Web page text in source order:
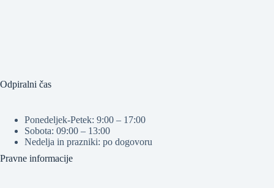
Odpiralni čas
Ponedeljek-Petek: 9:00 – 17:00
Sobota: 09:00 – 13:00
Nedelja in prazniki: po dogovoru
Pravne informacije